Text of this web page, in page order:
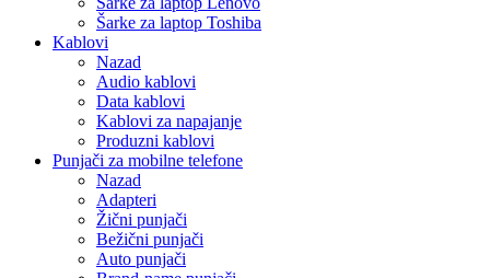
Šarke za laptop Toshiba
Kablovi
Nazad
Audio kablovi
Data kablovi
Kablovi za napajanje
Produzni kablovi
Punjači za mobilne telefone
Nazad
Adapteri
Žični punjači
Bežični punjači
Auto punjači